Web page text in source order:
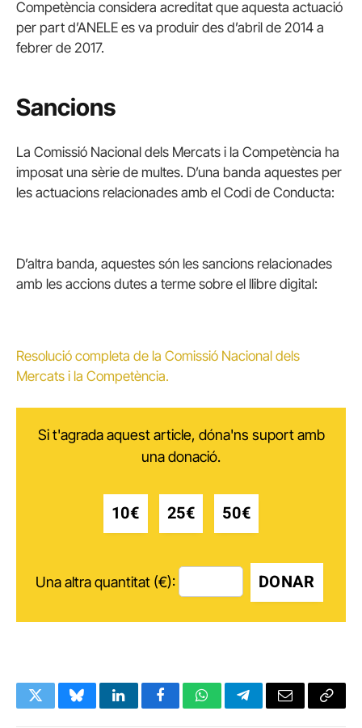
Competència considera acreditat que aquesta actuació
per part d’ANELE es va produir des d’abril de 2014 a
febrer de 2017.
Sancions
La Comissió Nacional dels Mercats i la Competència ha
imposat una sèrie de multes. D’una banda aquestes per
les actuacions relacionades amb el Codi de Conducta:
D’altra banda, aquestes són les sancions relacionades
amb les accions dutes a terme sobre el llibre digital:
Resolució completa de la Comissió Nacional dels
Mercats i la Competència.
Si t'agrada aquest article, dóna'ns suport amb
una donació.
10€ 25€ 50€
Una altra quantitat (€): DONAR
TwitterBlueskyLinkedInFacebookWhatsAppTelegramEmail Copy